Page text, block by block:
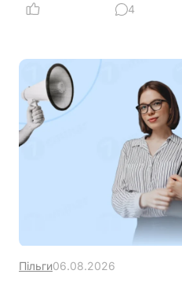
4
Пільги06.08.2026